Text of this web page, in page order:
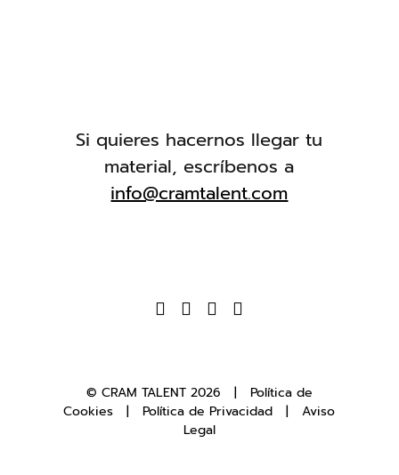
Si quieres hacernos llegar tu
material, escríbenos a
info@cramtalent.com
© CRAM TALENT 2026 | Política de
Cookies |Política de Privacidad |Aviso
Legal